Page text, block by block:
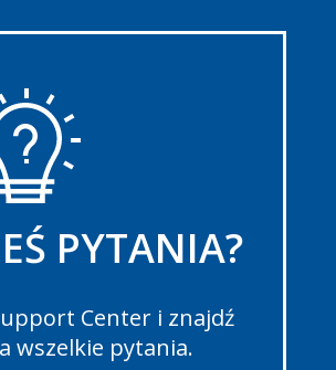
PYTANIA?
Center i znajdź
wszelkie pytania.